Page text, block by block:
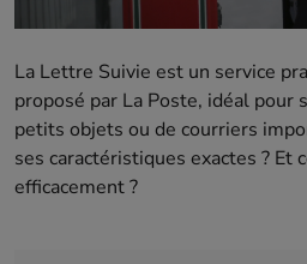
La Lettre Suivie est un service
proposé par La Poste, idéal pour
petits objets ou de courriers
ses caractéristiques exactes ? Et
efficacement ?